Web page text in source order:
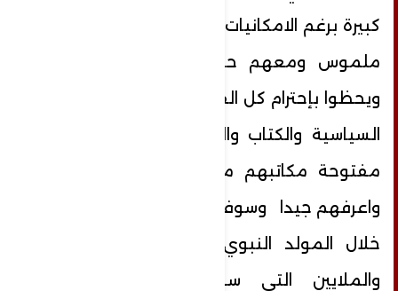
كبيرة برغم الامكانيات بسيطة لكن عملهم
ملموس ومعهم حاضن وشعبية كبيرة
ويحظوا بإحترام كل القوى الوطنية والقوى
السياسية والكتاب والمفكرين،، تلفوناتهم
مفتوحة مكاتبهم مفتوحة لكل الناس
واعرفهم جيدا وسوف يتفاجئ الجميع من
خلال المولد النبوي من خلال الحشود
والملايين التي سوف تملاء ساحات